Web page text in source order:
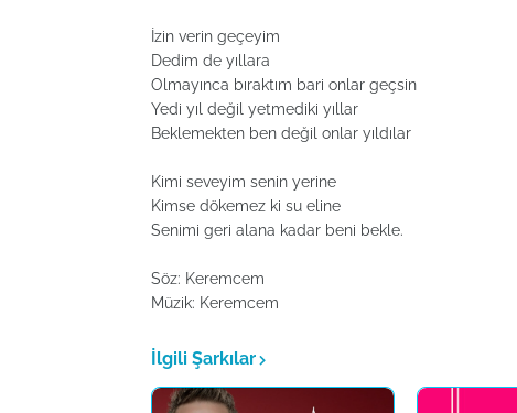
İzin verin geçeyim
Dedim de yıllara
Olmayınca bıraktım bari onlar geçsin
Yedi yıl değil yetmediki yıllar
Beklemekten ben değil onlar yıldılar
Kimi seveyim senin yerine
Kimse dökemez ki su eline
Senimi geri alana kadar beni bekle.
Söz: Keremcem
Müzik: Keremcem
İlgili Şarkılar